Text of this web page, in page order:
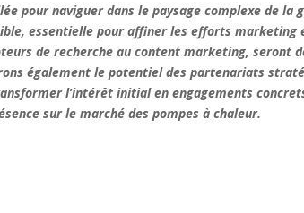
pour naviguer dans le paysage complexe de la
essentielle pour affiner les efforts
de recherche au content marketing, seront
également le potentiel des partenariats
l’intérêt initial en engagements
sur le marché des pompes à chaleur.